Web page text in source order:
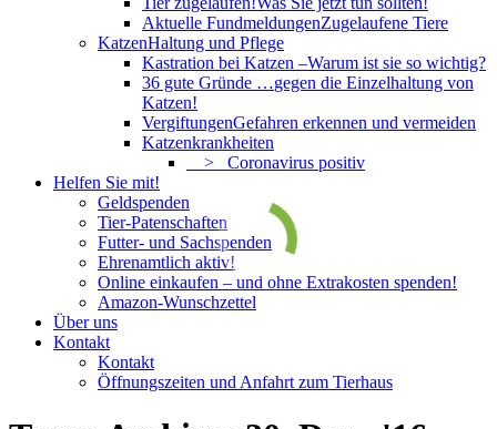
Aktuelle FundmeldungenZugelaufene Tiere
KatzenHaltung und Pflege
Kastration bei Katzen –Warum ist sie so wichtig?
36 gute Gründe …gegen die Einzelhaltung von
Katzen!
VergiftungenGefahren erkennen und vermeiden
Katzenkrankheiten
> Coronavirus positiv
Helfen Sie mit!
Geldspenden
Tier-Patenschaften
Futter- und Sachspenden
Ehrenamtlich aktiv!
Online einkaufen – und ohne Extrakosten spenden!
Amazon-Wunschzettel
Über uns
Kontakt
Kontakt
Öffnungszeiten und Anfahrt zum Tierhaus